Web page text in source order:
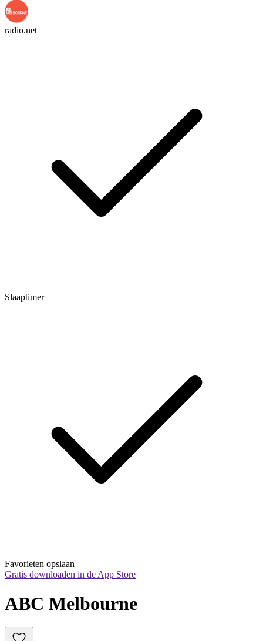
radio.net
Slaaptimer
Favorieten opslaan
Gratis downloaden in de App Store
ABC Melbourne